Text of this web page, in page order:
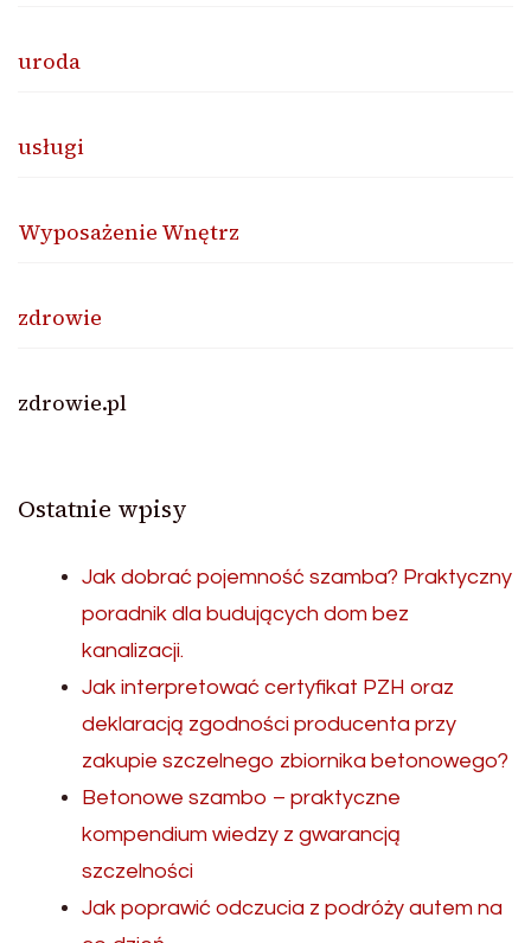
uroda
usługi
Wyposażenie Wnętrz
zdrowie
zdrowie.pl
Ostatnie wpisy
Jak dobrać pojemność szamba? Praktyczny
poradnik dla budujących dom bez
kanalizacji.
Jak interpretować certyfikat PZH oraz
deklaracją zgodności producenta przy
zakupie szczelnego zbiornika betonowego?
Betonowe szambo – praktyczne
kompendium wiedzy z gwarancją
szczelności
Jak poprawić odczucia z podróży autem na